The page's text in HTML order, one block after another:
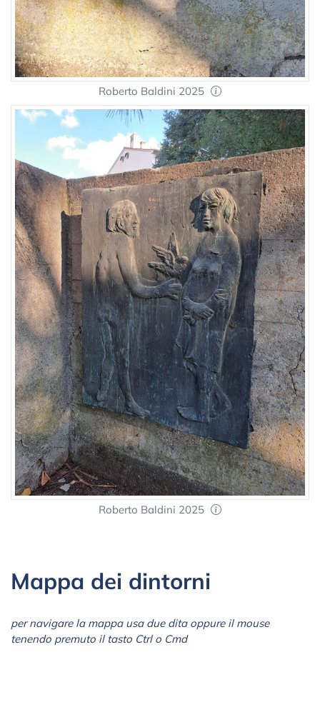
Roberto Baldini 2025
Roberto Baldini 2025
Mappa dei dintorni
per navigare la mappa usa due dita oppure il mouse
tenendo premuto il tasto Ctrl o Cmd